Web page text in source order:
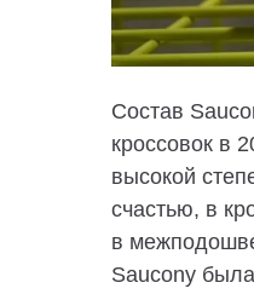
Состав
кроссовок в
высокой
счастью, в
в
Saucony